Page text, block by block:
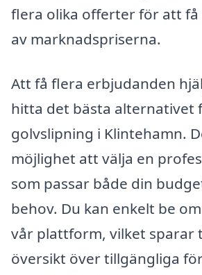
flera olika offerter för att få
av marknadspriserna.
Att få flera erbjudanden
hitta det bästa alternativet
golvslipning i Klintehamn.
möjlighet att välja en
som passar både din
behov. Du kan enkelt be
vår plattform, vilket sparar
översikt över tillgängliga